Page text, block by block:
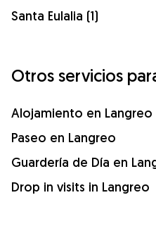
Santa Eulalia (1)
Otros servicios
Alojamiento en Langreo
Paseo en Langreo
Guardería de Día en
Drop in visits in Langreo